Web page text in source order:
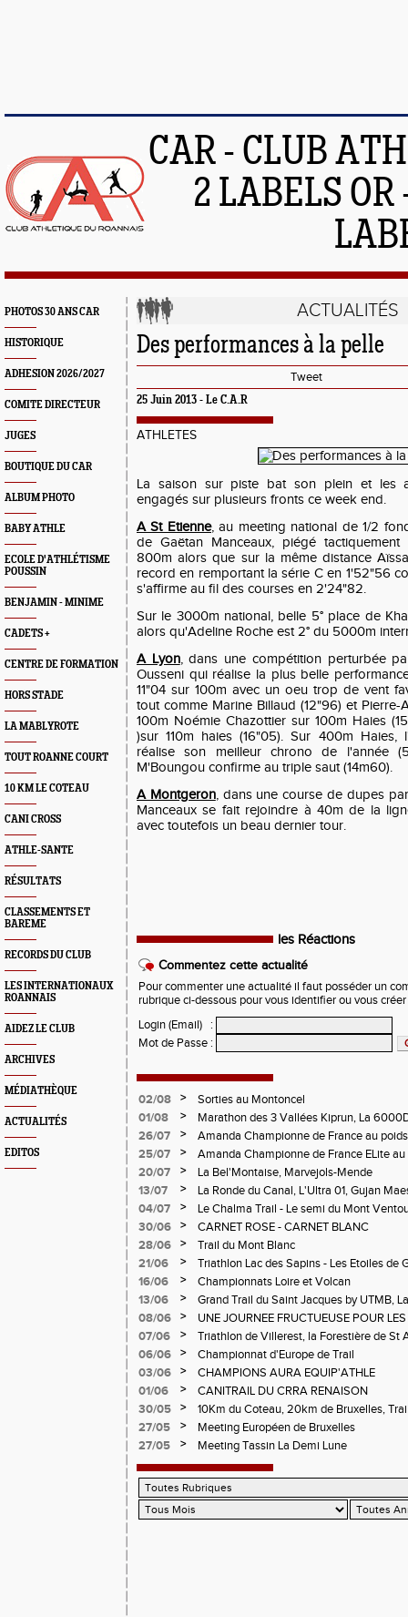
CAR - CLUB
2 LABELS
PHOTOS 30 ANS CAR
HISTORIQUE
ADHESION 2026/2027
COMITE DIRECTEUR
JUGES
BOUTIQUE DU CAR
ALBUM PHOTO
BABY ATHLE
ECOLE D'ATHLÉTISME
POUSSIN
BENJAMIN - MINIME
CADETS +
CENTRE DE FORMATION
HORS STADE
LA MABLYROTE
TOUT ROANNE COURT
10 KM LE COTEAU
CANI CROSS
ATHLE-SANTE
RÉSULTATS
CLASSEMENTS ET
BAREME
RECORDS DU CLUB
LES INTERNATIONAUX
ROANNAIS
AIDEZ LE CLUB
ARCHIVES
MÉDIATHÈQUE
ACTUALITÉS
EDITOS
ACTUALITÉS
Des performances à la pelle
Tweet
25 Juin 2013 - Le C.A.R
ATHLETES
La saison sur piste bat son plein et les
engagés sur plusieurs fronts ce week end.
A St Etienne, au meeting national de 1/2
de Gaëtan Manceaux, piégé
800m alors que sur la même distance
record en remportant la série C en 1'52"56
s'affirme au fil des courses en 2'24"82.
Sur le 3000m national, belle 5° place de
alors qu'Adeline Roche est 2° du 5000m
A Lyon, dans une compétition perturbée
Ousseni qui réalise la plus belle
11"04 sur 100m avec un oeu trop de vent
tout comme Marine Billaud (12"96) et Pierre-
100m Noémie Chazottier sur 100m Haies
)sur 110m haies (16"05). Sur 400m Haies,
réalise son meilleur chrono de l'année
M'Boungou confirme au triple saut (14m60).
A Montgeron, dans une course de dupes
Manceaux se fait rejoindre à 40m de la
avec toutefois un beau dernier tour.
les Réactions
Commentez cette actualité
Pour commenter une actualité il faut posséder un
rubrique ci-dessous pour vous identifier ou vous
Login (Email)
:
Mot de Passe :
02/08 >
Sorties au Montoncel
01/08
>
Marathon des 3 Vallées Kiprun, La
Verticale d'Orcières, St Augustin
26/07 >
Amanda Championne de France au poids
25/07
>
Amanda Championne de France ELite
20/07
>
La Bel'Montaise, Marvejols-Mende
13/07
>
La Ronde du Canal, L'Ultra 01, Gujan
04/07
>
Le Chalma Trail - Le semi du Mont
Cublize - Les Passerelles de Monteynard
Pralognon La Vanoise
30/06 >
CARNET ROSE - CARNET BLANC
28/06
>
Trail du Mont Blanc
21/06
>
Triathlon Lac des Sapins - Les Etoiles de
16/06
>
Championnats Loire et Volcan
13/06
>
Grand Trail du Saint Jacques by UTMB,
d'Andrézieux-Bouthéon
08/06 >
UNE JOURNEE FRUCTUEUSE POUR
CHAMPIONNATS DE LA LOIRE A
07/06 >
Triathlon de Villerest, la Forestière de St
Circuit de la Sure, Tour du Pays Roannais
06/06 >
Championnat d'Europe de Trail
03/06
>
CHAMPIONS AURA EQUIP'ATHLE
01/06
>
CANITRAIL DU CRRA RENAISON
30/05
>
10Km du Coteau, 20km de Bruxelles,
Pilatrail
27/05 >
Meeting Européen de Bruxelles
27/05
> Meeting Tassin La Demi Lune